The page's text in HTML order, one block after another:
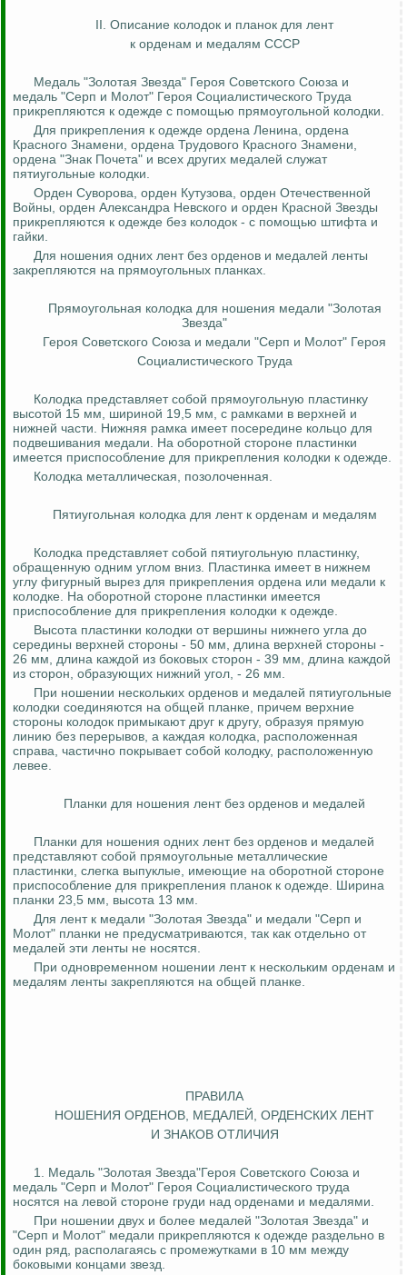
II. Описание колодок и планок для лент
к орденам и медалям СССР
Медаль "Золотая Звезда" Героя Советского Союза и
медаль "Серп и Молот" Героя Социалистического Труда
прикрепляются к одежде с помощью прямоугольной колодки.
Для прикрепления к одежде ордена Ленина, ордена
Красного Знамени, ордена Трудового Красного Знамени,
ордена "Знак Почета" и всех других медалей служат
пятиугольные колодки.
Орден Суворова, орден Кутузова, орден Отечественной
Войны, орден Александра Невского и орден Красной Звезды
прикрепляются к одежде без колодок - с помощью штифта и
гайки.
Для ношения одних лент без орденов и медалей ленты
закрепляются на прямоугольных планках.
Прямоугольная колодка для ношения медали "Золотая
Звезда"
Героя Советского Союза и медали "Серп и Молот" Героя
Социалистического Труда
Колодка представляет собой прямоугольную пластинку
высотой 15 мм, шириной 19,5 мм, с рамками в верхней и
нижней части. Нижняя рамка имеет посередине кольцо для
подвешивания медали. На оборотной стороне пластинки
имеется приспособление для прикрепления колодки к одежде.
Колодка металлическая, позолоченная.
Пятиугольная колодка для лент к орденам и медалям
Колодка представляет собой пятиугольную пластинку,
обращенную одним углом вниз. Пластинка имеет в нижнем
углу фигурный вырез для прикрепления ордена или медали к
колодке. На оборотной стороне пластинки имеется
приспособление для прикрепления колодки к одежде.
Высота пластинки колодки от вершины нижнего угла до
середины верхней стороны - 50 мм, длина верхней стороны -
26 мм, длина каждой из боковых сторон - 39 мм, длина каждой
из сторон, образующих нижний угол, - 26 мм.
При ношении нескольких орденов и медалей пятиугольные
колодки соединяются на общей планке, причем верхние
стороны колодок примыкают друг к другу, образуя прямую
линию без перерывов, а каждая колодка, расположенная
справа, частично покрывает собой колодку, расположенную
левее.
Планки для ношения лент без орденов и медалей
Планки для ношения одних лент без орденов и медалей
представляют собой прямоугольные металлические
пластинки, слегка выпуклые, имеющие на оборотной стороне
приспособление для прикрепления планок к одежде. Ширина
планки 23,5 мм, высота 13 мм.
Для лент к медали "Золотая Звезда" и медали "Серп и
Молот" планки не предусматриваются, так как отдельно от
медалей эти ленты не носятся.
При одновременном ношении лент к нескольким орденам и
медалям ленты закрепляются на общей планке.
ПРАВИЛА
НОШЕНИЯ ОРДЕНОВ, МЕДАЛЕЙ, ОРДЕНСКИХ ЛЕНТ
И ЗНАКОВ ОТЛИЧИЯ
1. Медаль "Золотая Звезда"Героя Советского Союза и
медаль "Серп и Молот" Героя Социалистического труда
носятся на левой стороне груди над орденами и медалями.
При ношении двух и более медалей "Золотая Звезда" и
"Серп и Молот" медали прикрепляются к одежде раздельно в
один ряд, располагаясь с промежутками в 10 мм между
боковыми концами звезд.